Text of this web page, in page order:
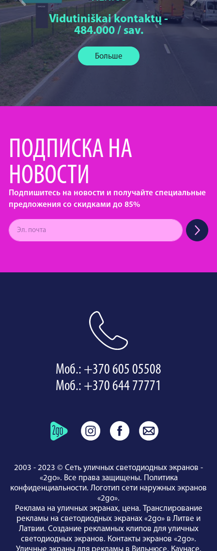
Vidutiniškai kontaktų -
484.000 / sav.
Больше
ПОДПИСКА НА
НОВОСТИ
Подпишитесь на новости и получайте специальные
предложения со скидками до 85%
Моб.: +370 605 05508
Моб.: +370 644 77771
2003 - 2023 © Сеть уличных светодиодных экранов -
«2go». Все права защищены. Политика
конфиденциальности. Логотип сети наружных экранов
«2go».
Реклама на уличных экранах, цена. Транслирование
рекламы на светодиодных экранах «2go» в Литве и
Латвии. Создание рекламных клипов для уличных
светодиодных экранов. Контакты экранов «2go».
Уличные экраны для рекламы в Вильнюсе, Каунасе,